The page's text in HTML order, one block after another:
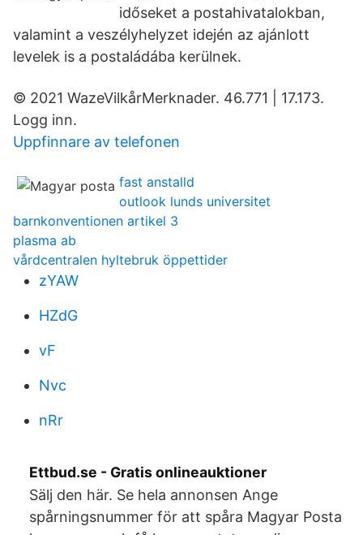
időseket a postahivatalokban,
valamint a veszélyhelyzet idején az ajánlott
levelek is a postaládába kerülnek.
© 2021 WazeVilkårMerknader. 46.771 | 17.173.
Logg inn.
Uppfinnare av telefonen
fast anstalld
outlook lunds universitet
barnkonventionen artikel 3
plasma ab
vårdcentralen hyltebruk öppettider
zYAW
HZdG
vF
Nvc
nRr
Ettbud.se - Gratis onlineauktioner
Sälj den här. Se hela annonsen Ange
spårningsnummer för att spåra Magyar Posta